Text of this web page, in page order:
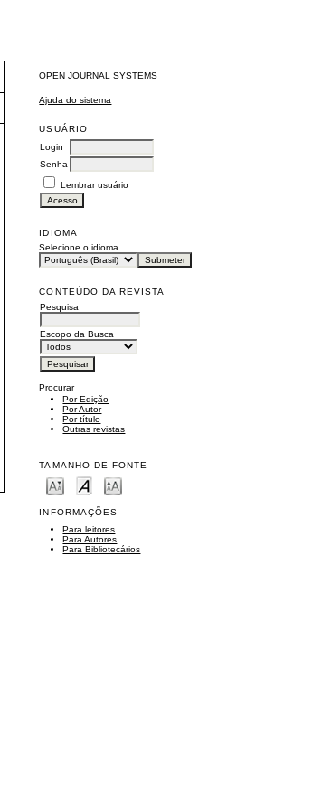
OPEN JOURNAL SYSTEMS
Ajuda do sistema
USUÁRIO
Login
Senha
Lembrar usuário
IDIOMA
Selecione o idioma
CONTEÚDO DA REVISTA
Pesquisa
Escopo da Busca
Procurar
Por Edição
Por Autor
Por título
Outras revistas
TAMANHO DE FONTE
INFORMAÇÕES
Para leitores
Para Autores
Para Bibliotecários